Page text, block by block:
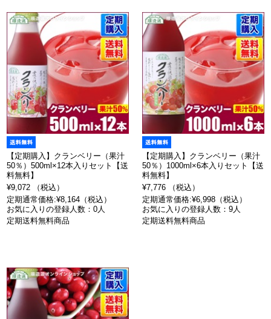
【定期購入】クランベリー（果汁
50％）500ml×12本入りセット【送
料無料】
¥9,072 （税込）
定期通常価格:¥8,164（税込）
お気に入りの登録人数：0人
定期送料無料商品
【定期購入】クランベリー（果汁
50％）1000ml×6本入りセット【送
料無料】
¥7,776 （税込）
定期通常価格:¥6,998（税込）
お気に入りの登録人数：9人
定期送料無料商品